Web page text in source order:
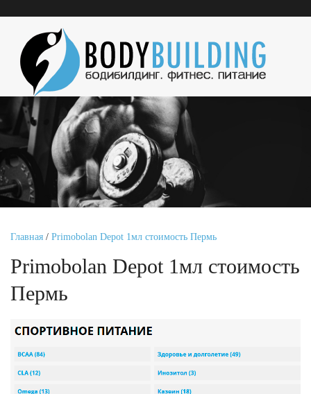
Главная / Primobolan Depot 1мл стоимость Пермь
Primobolan Depot 1мл стоимость
Пермь